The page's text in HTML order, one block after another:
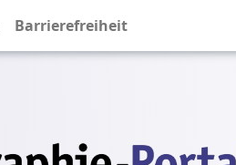
Barrierefreiheit